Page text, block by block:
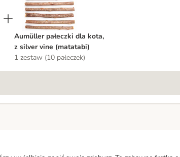
Aumüller pałeczki dla kota,
z silver vine (matatabi)
1 zestaw (10 pałeczek)